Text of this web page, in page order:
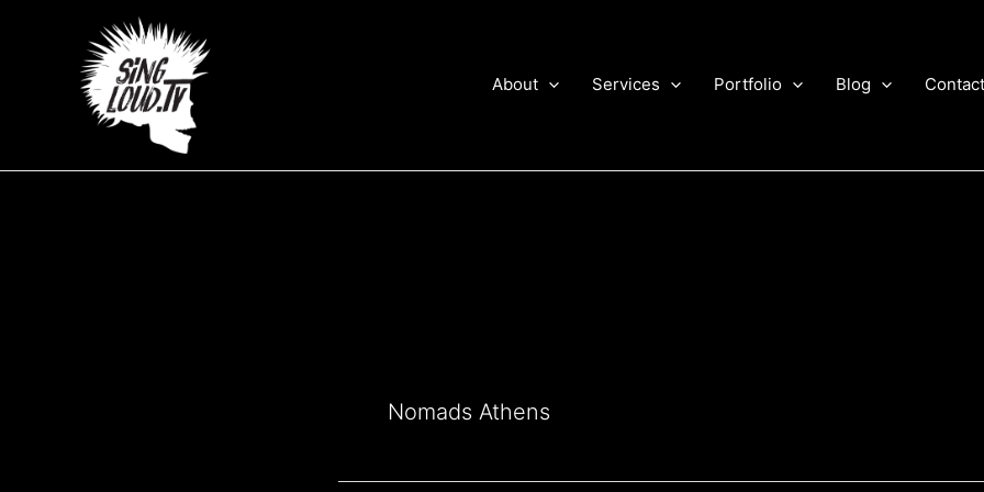
περιεχόμενο
About
Services Portfolio Blog Contact
Nomads Athens